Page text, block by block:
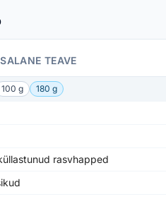
TEAVE
100 g 180 g
rasvhapped